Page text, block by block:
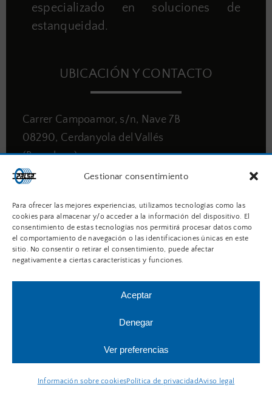
Gestionar consentimiento
Para ofrecer las mejores experiencias, utilizamos tecnologías como las
cookies para almacenar y/o acceder a la información del dispositivo. El
consentimiento de estas tecnologías nos permitirá procesar datos como
el comportamiento de navegación o las identificaciones únicas en este
sitio. No consentir o retirar el consentimiento, puede afectar
negativamente a ciertas características y funciones.
Aceptar
Denegar
Ver preferencias
Información sobre cookiesPolítica de privacidadAviso legal
especializado en soluciones de
estanqueidad.
UBICACIÓN Y CONTACTO
Carrer Campoamor, s/n, Nave 7B
08290, Cerdanyola del Vallés
(Barcelona)
93 675 16 02
info@cauchospalsa.com
Formulario web
PRODUCTOS
Juntas planas